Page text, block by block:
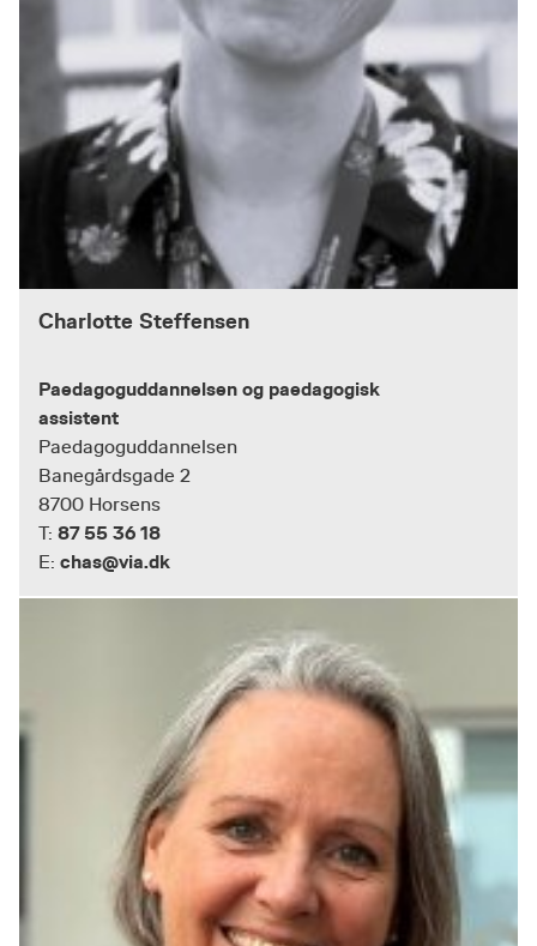
Charlotte Steffensen
Paedagoguddannelsen og paedagogisk
assistent
Paedagoguddannelsen
Banegårdsgade 2
8700 Horsens
T: 87 55 36 18
E: chas@via.dk